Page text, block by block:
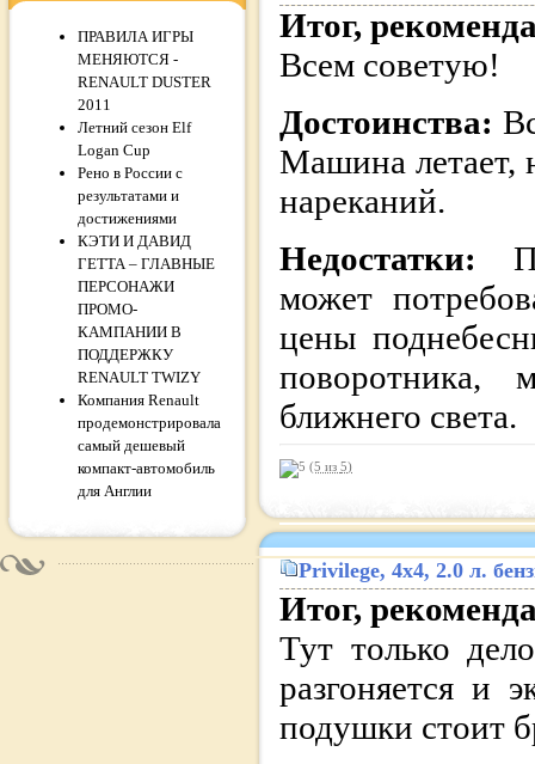
ПРАВИЛА ИГРЫ
МЕНЯЮТСЯ -
RENAULT DUSTER
2011
Летний сезон Elf
Logan Cup
Рено в России с
результатами и
достижениями
КЭТИ И ДАВИД
ГЕТТА – ГЛАВНЫЕ
ПЕРСОНАЖИ
ПРОМО-
КАМПАНИИ В
ПОДДЕРЖКУ
RENAULT TWIZY
Компания Renault
продемонстрировала
самый дешевый
компакт-автомобиль
для Англии
Итог,
Всем советую!
Достоинства:
Машина летает,
нареканий.
Недостатки:
может
цены
поворотника,
ближнего света.
(5 из 5)
Privilege, 4x4, 2.0 л.
Итог,
Тут только
разгоняется и
подушки стоит